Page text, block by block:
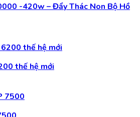
-420w – Đẩy Thác Non Bộ Hồ
thế hệ mới